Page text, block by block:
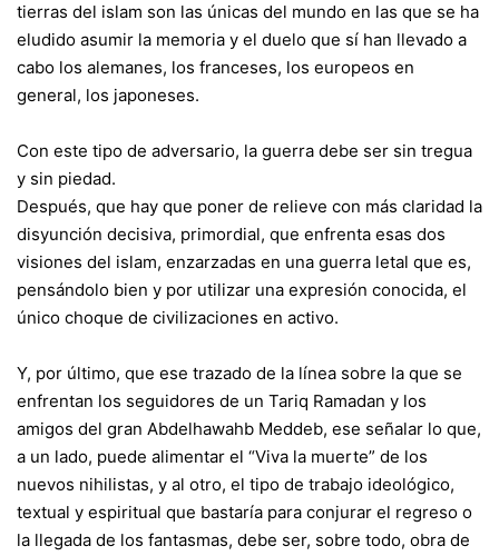
tierras del islam son las únicas del mundo en las que se ha
eludido asumir la memoria y el duelo que sí han llevado a
cabo los alemanes, los franceses, los europeos en
general, los japoneses.
Con este tipo de adversario, la guerra debe ser sin tregua
y sin piedad.
Después, que hay que poner de relieve con más claridad la
disyunción decisiva, primordial, que enfrenta esas dos
visiones del islam, enzarzadas en una guerra letal que es,
pensándolo bien y por utilizar una expresión conocida, el
único choque de civilizaciones en activo.
Y, por último, que ese trazado de la línea sobre la que se
enfrentan los seguidores de un Tariq Ramadan y los
amigos del gran Abdelhawahb Meddeb, ese señalar lo que,
a un lado, puede alimentar el “Viva la muerte” de los
nuevos nihilistas, y al otro, el tipo de trabajo ideológico,
textual y espiritual que bastaría para conjurar el regreso o
la llegada de los fantasmas, debe ser, sobre todo, obra de